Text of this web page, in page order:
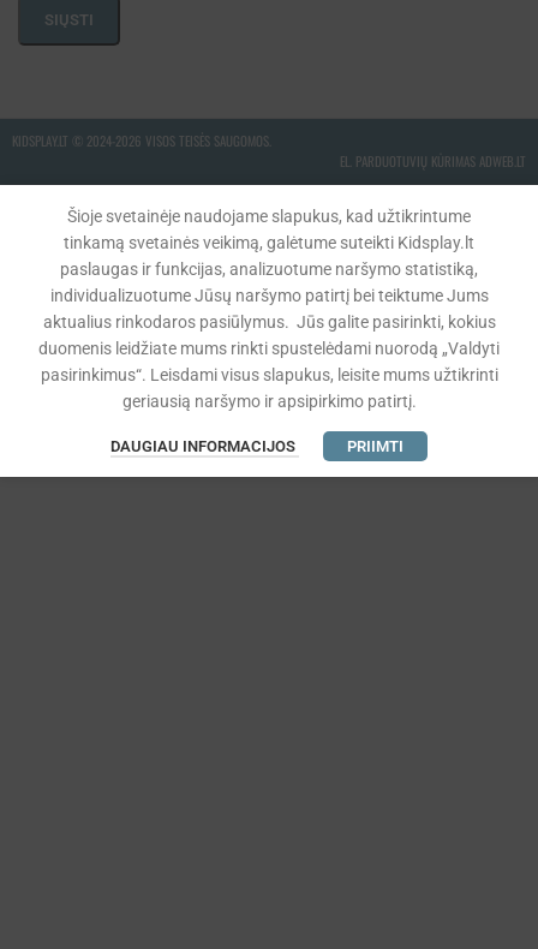
KIDSPLAY.LT © 2024-2026 VISOS TEISĖS SAUGOMOS.
EL. PARDUOTUVIŲ KŪRIMAS ADWEB.LT
Šioje svetainėje naudojame slapukus, kad užtikrintume
tinkamą svetainės veikimą, galėtume suteikti Kidsplay.lt
paslaugas ir funkcijas, analizuotume naršymo statistiką,
individualizuotume Jūsų naršymo patirtį bei teiktume Jums
aktualius rinkodaros pasiūlymus. Jūs galite pasirinkti, kokius
duomenis leidžiate mums rinkti spustelėdami nuorodą „Valdyti
pasirinkimus“. Leisdami visus slapukus, leisite mums užtikrinti
geriausią naršymo ir apsipirkimo patirtį.
DAUGIAU INFORMACIJOS PRIIMTI